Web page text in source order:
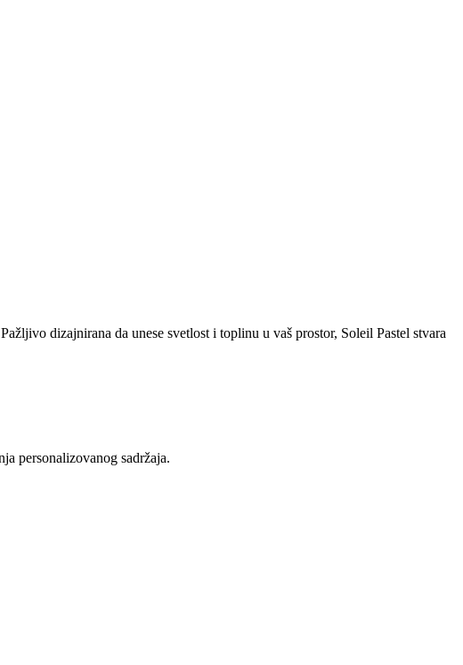
dizajnirana da unese svetlost i toplinu u vaš prostor, Soleil Pastel stvara
personalizovanog sadržaja.